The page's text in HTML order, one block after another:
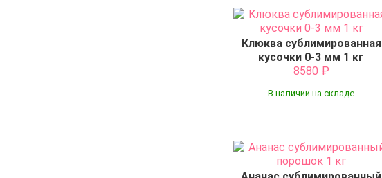
Клюква сублимированная
кусочки 0-3 мм 1 кг
8580 ₽
В наличии на складе